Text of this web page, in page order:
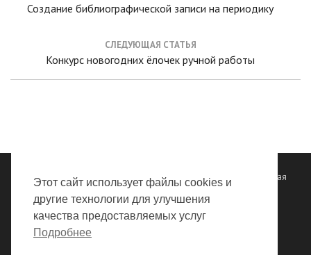
записям
Предыдущая
Создание библиографической записи на периодику
СЛЕДУЮЩАЯ СТАТЬЯ
Следующая
статья:
Конкурс новогодних ёлочек ручной работы
Все права защищены ©
ГБУК "Владимирская областная научная
библиотека"2012 - 2026
Политика обработки персональных данных
Этот сайт использует файлы cookies и
другие технологии для улучшения
качества предоставляемых услуг
Подробнее